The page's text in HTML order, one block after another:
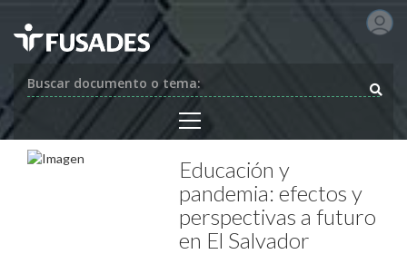
Buscar documento o tema:
Educación y
pandemia: efectos y
perspectivas a futuro
en El Salvador